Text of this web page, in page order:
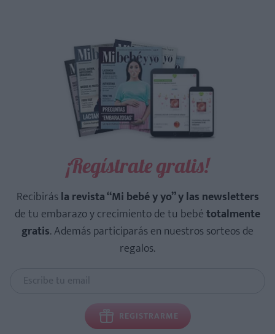
¡Regístrate gratis!
Recibirásla revista “Mi bebé y yo” y las newsletters
de tu embarazo y crecimiento de tu bebétotalmente
gratis. Además participarás en nuestros sorteos de
regalos.
REGISTRARME